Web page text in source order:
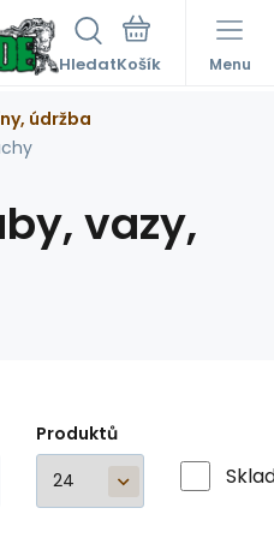
Hledat Menu
údržba
vazy,
Produktů